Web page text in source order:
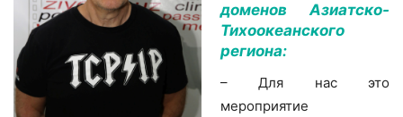
доменов Азиатско-
Тихоокеанского
региона:
– Для нас это
мероприятие